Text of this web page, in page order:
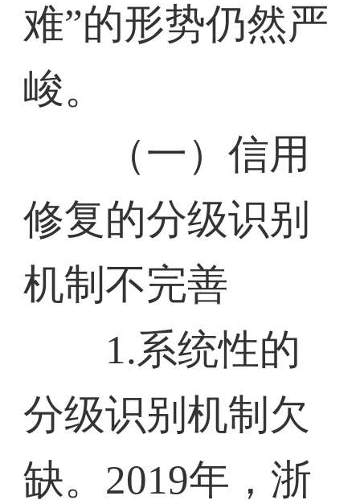
难”的形势仍然严
峻。
（一）信用
修复的分级识别
机制不完善
1.系统性的
分级识别机制欠
缺。2019年，浙